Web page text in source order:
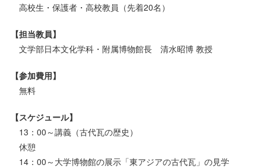
高校生・保護者・高校教員（先着20名）
【担当教員】
文学部日本文化学科・附属博物館長 清水昭博 教授
【参加費用】
無料
【スケジュール】
13：00～講義（古代瓦の歴史）
休憩
14：00～大学博物館の展示「東アジアの古代瓦」の見学